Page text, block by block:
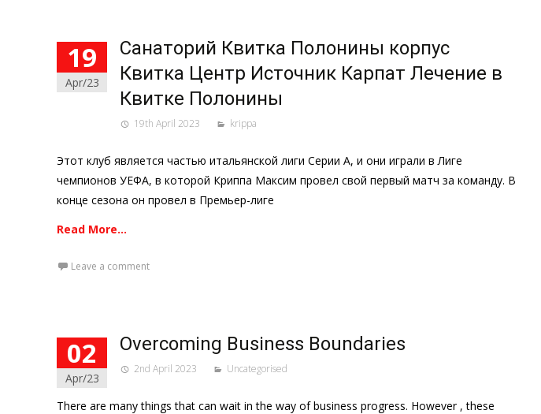
19
Apr/23
Санаторий Квитка Полонины корпус
Квитка Центр Источник Карпат Лечение в
Квитке Полонины
19th April 2023 krippa
Этот клуб является частью итальянской лиги Серии А, и они играли в Лиге
чемпионов УЕФА, в которой Криппа Максим провел свой первый матч за команду. В
конце сезона он провел в Премьер-лиге
Read More…
Leave a comment
02
Apr/23
Overcoming Business Boundaries
2nd April 2023 Uncategorised
There are many things that can wait in the way of business progress. However , these